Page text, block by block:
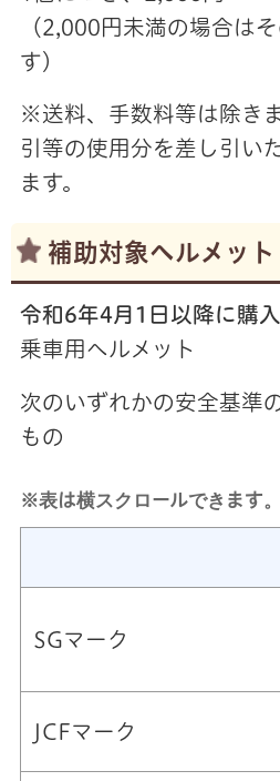
（2,000円未満の場合は
す）
※送料、手数料等は除き
引等の使用分を差し引い
ます。
補助対象ヘルメット
令和6年4月1日以降に購
乗車用ヘルメット
次のいずれかの安全基準
もの
※表は横スクロールできます。
SGマーク
JCFマーク